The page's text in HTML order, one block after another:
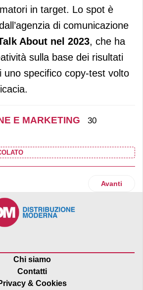
in target. Lo spot è
di comunicazione
About nel 2023, che ha
sulla base dei risultati
uno specifico copy-test volto
E MARKETING
30
Caffè Motta sceglie Blanca per
Articolo
Avanti
Chi siamo
Contatti
& Cookies